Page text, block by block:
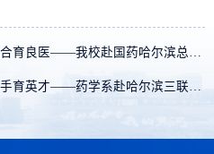
产教融合谋新篇 校企携手育英才​——药学系赴哈尔滨三联药业股份有限公司参观交流